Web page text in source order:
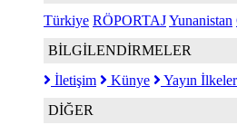
Türkiye RÖPORTAJYunanistan
BİLGİLENDİRMELER
İletişim
Künye Yayın
DİĞER